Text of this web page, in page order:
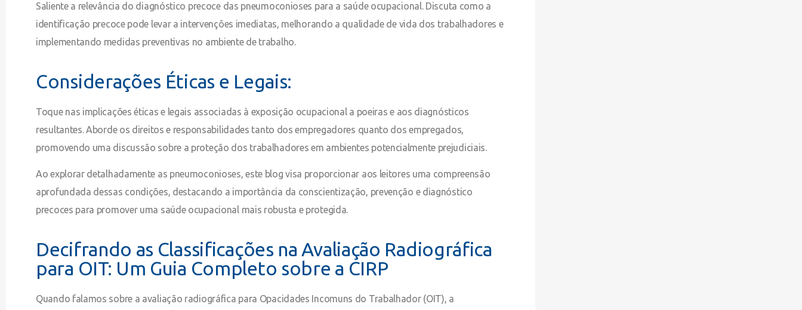
Saliente a relevância do diagnóstico precoce das pneumoconioses para a saúde ocupacional. Discuta como a
identificação precoce pode levar a intervenções imediatas, melhorando a qualidade de vida dos trabalhadores e
implementando medidas preventivas no ambiente de trabalho.
Considerações Éticas e Legais:
Toque nas implicações éticas e legais associadas à exposição ocupacional a poeiras e aos diagnósticos
resultantes. Aborde os direitos e responsabilidades tanto dos empregadores quanto dos empregados,
promovendo uma discussão sobre a proteção dos trabalhadores em ambientes potencialmente prejudiciais.
Ao explorar detalhadamente as pneumoconioses, este blog visa proporcionar aos leitores uma compreensão
aprofundada dessas condições, destacando a importância da conscientização, prevenção e diagnóstico
precoces para promover uma saúde ocupacional mais robusta e protegida.
Decifrando as Classificações na Avaliação Radiográfica
para OIT: Um Guia Completo sobre a CIRP
Quando falamos sobre a avaliação radiográfica para Opacidades Incomuns do Trabalhador (OIT), a